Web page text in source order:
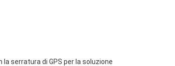
serratura di GPS per la soluzione